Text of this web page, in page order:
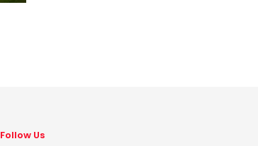
Follow Us